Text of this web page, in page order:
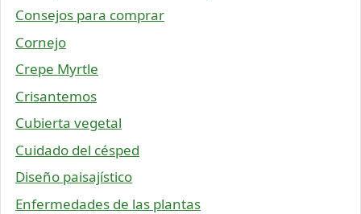
Consejos para comprar
Cornejo
Crepe Myrtle
Crisantemos
Cubierta vegetal
Cuidado del césped
Diseño paisajístico
Enfermedades de las plantas